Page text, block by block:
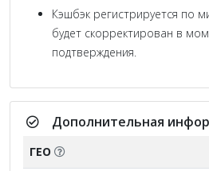
Кэшбэк регистрируется по
будет скорректирован в
подтверждения.
Дополнительная
ГЕО